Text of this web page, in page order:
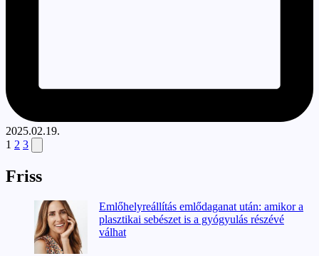
2025.02.19.
Bejegyzések
lapozása
1 2 3 Next
page
Friss
Emlőhelyreállítás emlődaganat után: amikor a
plasztikai sebészet is a gyógyulás részévé
válhat